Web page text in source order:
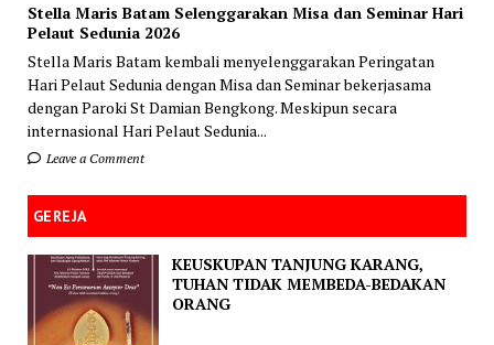
Stella Maris Batam Selenggarakan Misa dan Seminar Hari
Pelaut Sedunia 2026
Stella Maris Batam kembali menyelenggarakan Peringatan
Hari Pelaut Sedunia dengan Misa dan Seminar bekerjasama
dengan Paroki St Damian Bengkong. Meskipun secara
internasional Hari Pelaut Sedunia...
Leave a Comment
GEREJA
KEUSKUPAN TANJUNG KARANG,
TUHAN TIDAK MEMBEDA-BEDAKAN
ORANG